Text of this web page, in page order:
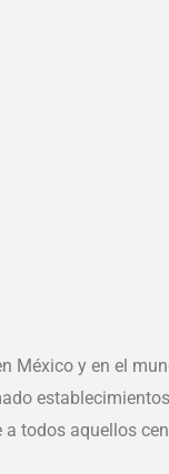
México y en el
todos aquellos